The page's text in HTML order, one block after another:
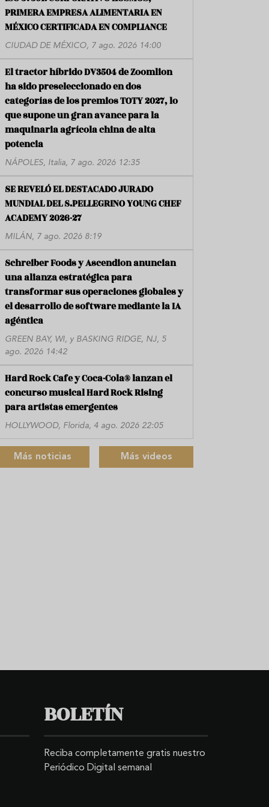
PRIMERA EMPRESA ALIMENTARIA EN
MÉXICO CERTIFICADA EN COMPLIANCE
CIUDAD DE MÉXICO, 7 ago. 2026 14:00
El tractor híbrido DV3504 de Zoomlion
ha sido preseleccionado en dos
categorías de los premios TOTY 2027, lo
que supone un gran avance para la
maquinaria agrícola china de alta
potencia
NÁPOLES, Italia, 7 ago. 2026 12:35
SE REVELÓ EL DESTACADO JURADO
MUNDIAL DEL S.PELLEGRINO YOUNG CHEF
ACADEMY 2026-27
MILÁN, 7 ago. 2026 8:19
Schreiber Foods y Ascendion anuncian
una alianza estratégica para
transformar sus operaciones globales y
el desarrollo de software mediante la IA
agéntica
GREEN BAY, WI, y BASKING RIDGE, NJ, 5
ago. 2026 14:42
Hard Rock Cafe y Coca-Cola® lanzan el
concurso musical Hard Rock Rising
para artistas emergentes
HOLLYWOOD, Florida, 4 ago. 2026 22:05
Más noticias Más videos
BOLETÍN
Reciba completamente gratis nuestro
Periódico Digital semanal